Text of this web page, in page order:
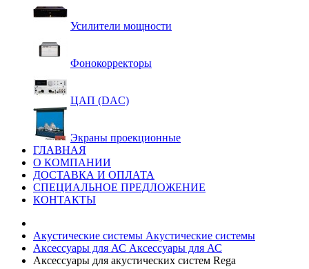
Усилители мощности
Фонокорректоры
ЦАП (DAC)
Экраны проекционные
ГЛАВНАЯ
О КОМПАНИИ
ДОСТАВКА И ОПЛАТА
СПЕЦИАЛЬНОЕ ПРЕДЛОЖЕНИЕ
КОНТАКТЫ
Акустические системы Акустические системы
Аксессуары для АС Аксессуары для АС
Аксессуары для акустических систем Rega